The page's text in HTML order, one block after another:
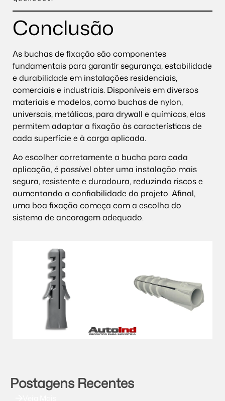
Conclusão
As buchas de fixação são componentes
fundamentais para garantir segurança, estabilidade
e durabilidade em instalações residenciais,
comerciais e industriais. Disponíveis em diversos
materiais e modelos, como buchas de nylon,
universais, metálicas, para drywall e químicas, elas
permitem adaptar a fixação às características de
cada superfície e à carga aplicada.
Ao escolher corretamente a bucha para cada
aplicação, é possível obter uma instalação mais
segura, resistente e duradoura, reduzindo riscos e
aumentando a confiabilidade do projeto. Afinal,
uma boa fixação começa com a escolha do
sistema de ancoragem adequado.
Postagens Recentes